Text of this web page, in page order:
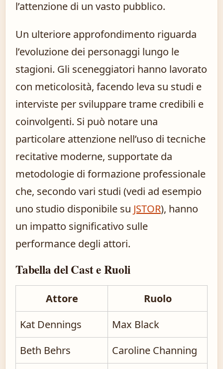
l’attenzione di un vasto pubblico.
Un ulteriore approfondimento riguarda
l’evoluzione dei personaggi lungo le
stagioni. Gli sceneggiatori hanno lavorato
con meticolosità, facendo leva su studi e
interviste per sviluppare trame credibili e
coinvolgenti. Si può notare una
particolare attenzione nell’uso di tecniche
recitative moderne, supportate da
metodologie di formazione professionale
che, secondo vari studi (vedi ad esempio
uno studio disponibile su JSTOR), hanno
un impatto significativo sulle
performance degli attori.
Tabella del Cast e Ruoli
Attore
Ruolo
Kat Dennings
Max Black
Beth Behrs
Caroline Channing